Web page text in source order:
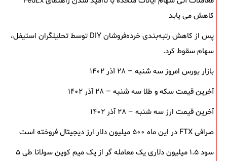
کاهش می یابد
پس از کاهش رتبه‌بندی خرده‌فروشان DIY توسط تحلیلگران استیفل،
سهام سقوط کرد.
بازار بورس امروز سه شنبه – ۲۸ آذر ۱۴۰۲
آخرین قیمت سکه و طلا سه شنبه – ۲۸ آذر ۱۴۰۲
آخرین قیمت ارز سه شنبه – ۲۸ آذر ۱۴۰۲
صرافی FTX در این ماه ۵۰۰ میلیون دلار ارز دیجیتال فروخته است
سود ۱.۵ میلیون دلاری یک معامله ‌گر از یک میم‌ کوین سولانا طی ۵